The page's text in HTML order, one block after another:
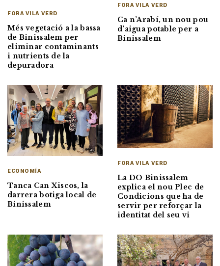
FORA VILA VERD
Més vegetació a la bassa
de Binissalem per
eliminar contaminants
i nutrients de la
depuradora
FORA VILA VERD
Ca n’Arabí, un nou pou
d’aigua potable per a
Binissalem
ECONOMÍA
Tanca Can Xiscos, la
darrera botiga local de
Binissalem
FORA VILA VERD
La DO Binissalem
explica el nou Plec de
Condicions que ha de
servir per reforçar la
identitat del seu vi